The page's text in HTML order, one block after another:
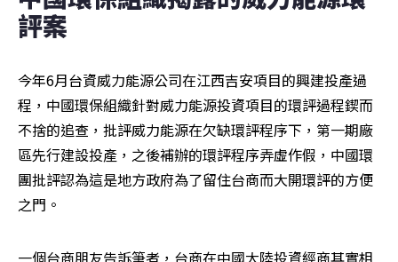
評案
今年6月台資威力能源公司在江西吉安項目的興建投產過
程，中國環保組織針對威力能源投資項目的環評過程鍥而
不捨的追查，批評威力能源在欠缺環評程序下，第一期廠
區先行建設投產，之後補辦的環評程序弄虛作假，中國環
團批評認為這是地方政府為了留住台商而大開環評的方便
之門。
一個台商朋友告訴筆者，台商在中國大陸投資經商其實相